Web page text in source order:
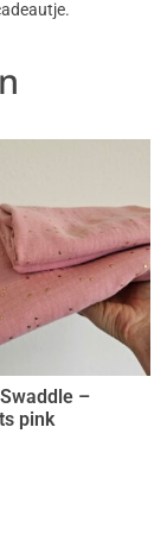
–
pink